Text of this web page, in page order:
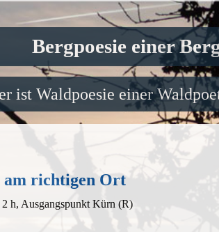
Bergpoesie einer
ist Waldpoesie einer
richtigen Ort
h, Ausgangspunkt Kürn (R)